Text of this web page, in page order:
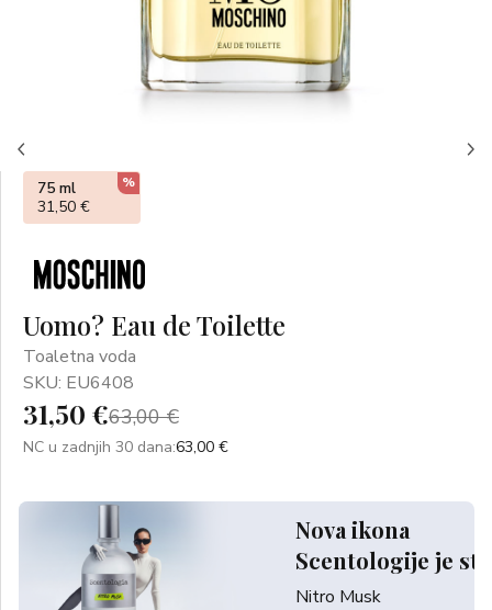
Uomo? Eau de Toilette
Toaletna voda
SKU: EU6408
31,50 €63,00 €
NC u zadnjih 30 dana:63,00 €
Nova ikona
Scentologije je
Nitro Musk
75 ml
31,50 €
%